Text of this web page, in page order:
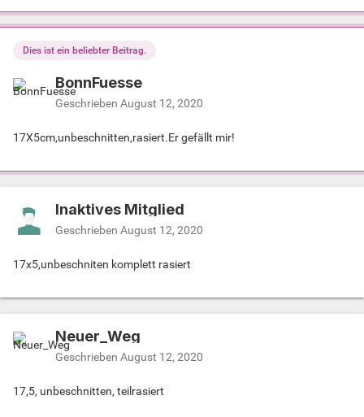
Dies ist ein beliebter Beitrag.
BonnFuesse
Geschrieben August 12, 2020
17X5cm,unbeschnitten,rasiert.Er gefällt mir!
Inaktives Mitglied
Geschrieben August 12, 2020
17x5,unbeschniten komplett rasiert
Neuer_Weg
Geschrieben August 12, 2020
17,5, unbeschnitten, teilrasiert